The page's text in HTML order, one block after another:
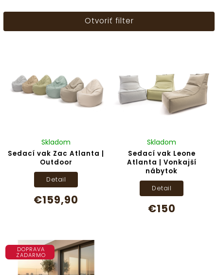
Najlacnejšie
Otvoriť filter
Sedací vak Zac Atlanta |
Outdoor
Skladom
€159,90
Detail
Sedací vak Leone
Atlanta | Vonkajší
nábytok
Skladom
€150
Detail
DOPRAVA
ZADARMO